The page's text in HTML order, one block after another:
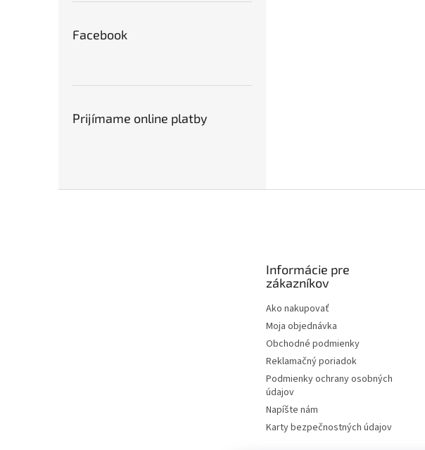
Facebook
Prijímame online platby
Informácie pre
zákazníkov
Ako nakupovať
Moja objednávka
Obchodné podmienky
Reklamačný poriadok
Podmienky ochrany osobných
údajov
Napíšte nám
Karty bezpečnostných údajov